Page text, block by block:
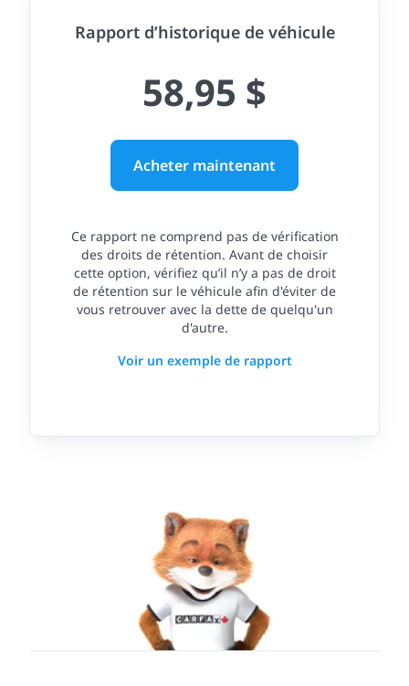
Rapport d’historique de véhicule
58,95 $
Acheter maintenant
Ce rapport ne comprend pas de vérification
des droits de rétention. Avant de choisir
cette option, vérifiez qu’il n’y a pas de droit
de rétention sur le véhicule afin d'éviter de
vous retrouver avec la dette de quelqu'un
d'autre.
Voir un exemple de rapport